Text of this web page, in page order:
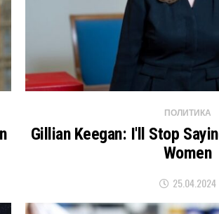
ПОЛИТИКА
Gillian Keegan: I'll Stop
Women
25.04.2024